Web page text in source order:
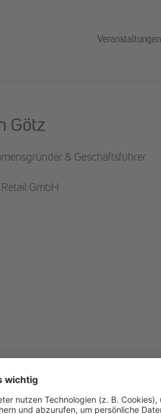
Veranstaltungen
Götz
& Geschäftsführer
GmbH